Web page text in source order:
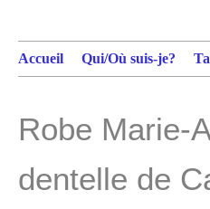
Accueil Qui/Où suis-je?
Robe Marie-
dentelle de